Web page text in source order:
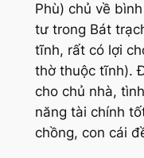
Phù) chủ về
tư trong Bát
tĩnh, rất có lợi
thờ thuộc tĩnh).
cho chủ nhà,
năng tài chính
chồng, con cái